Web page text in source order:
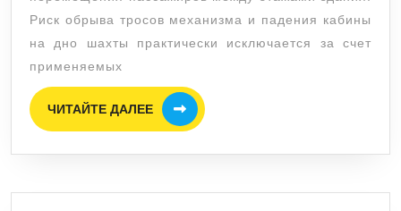
пользоваться
лифтом?
Риск обрыва тросов механизма и падения кабины
на дно шахты практически исключается за счет
применяемых
ЧИТАЙТЕ ДАЛЕЕ
ЧИТАЙТЕ
ДАЛЕЕ